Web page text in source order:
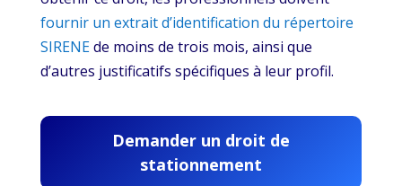
fournir un extrait d’identification du répertoire
SIRENEde moins de trois mois, ainsi que
d’autres justificatifs spécifiques à leur profil.
Demander un droit de
stationnement